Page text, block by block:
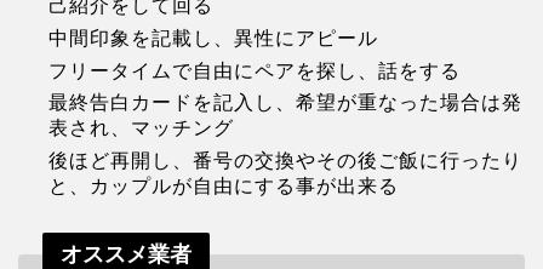
己紹介をして回る
中間印象を記載し、異性にアピール
フリータイムで自由にペアを探し、話をする
最終告白カードを記入し、希望が重なった場合は発
表され、マッチング
後ほど再開し、番号の交換やその後ご飯に行ったり
と、カップルが自由にする事が出来る
オススメ業者